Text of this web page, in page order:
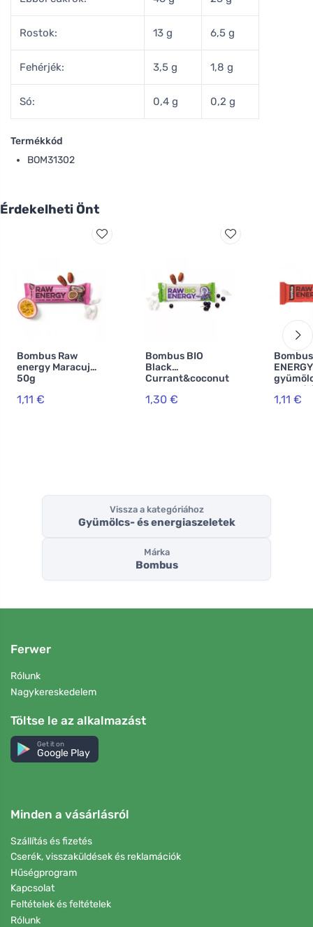
Rostok: 13 g 6,5 g
Fehérjék: 3,5 g 1,8 g
Só: 0,4 g 0,2 g
Termékkód
BOM31302
Érdekelheti Önt
Bombus Raw
energy Maracuja
50g
1,11 €
Bombus BIO
Black
Currant&coconut
1,30 €
Bombus
ENERGY
mangó
kesudió
1,11 €
Vissza a kategóriához
Gyümölcs- és energiaszeletek
Márka
Bombus
Ferwer
Rólunk
Nagykereskedelem
Töltse le az alkalmazást
Get it on
Google Play
Minden a vásárlásról
Szállítás és fizetés
Cserék, visszaküldések és reklamációk
Hűségprogram
Kapcsolat
Feltételek és feltételek
Rólunk